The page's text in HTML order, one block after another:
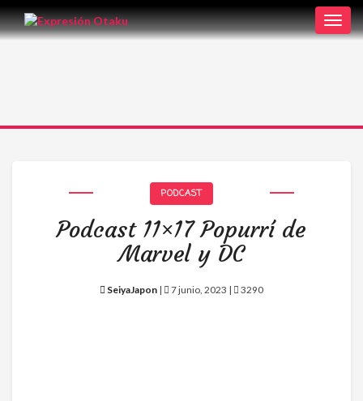
PODCAST
Podcast 11×17 Popurrí de
Marvel y DC
SeiyaJapon | 7 junio, 2023 | 3290